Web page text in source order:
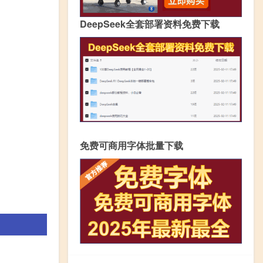
DeepSeek全套部署资料免费下载
免费可商用字体批量下载